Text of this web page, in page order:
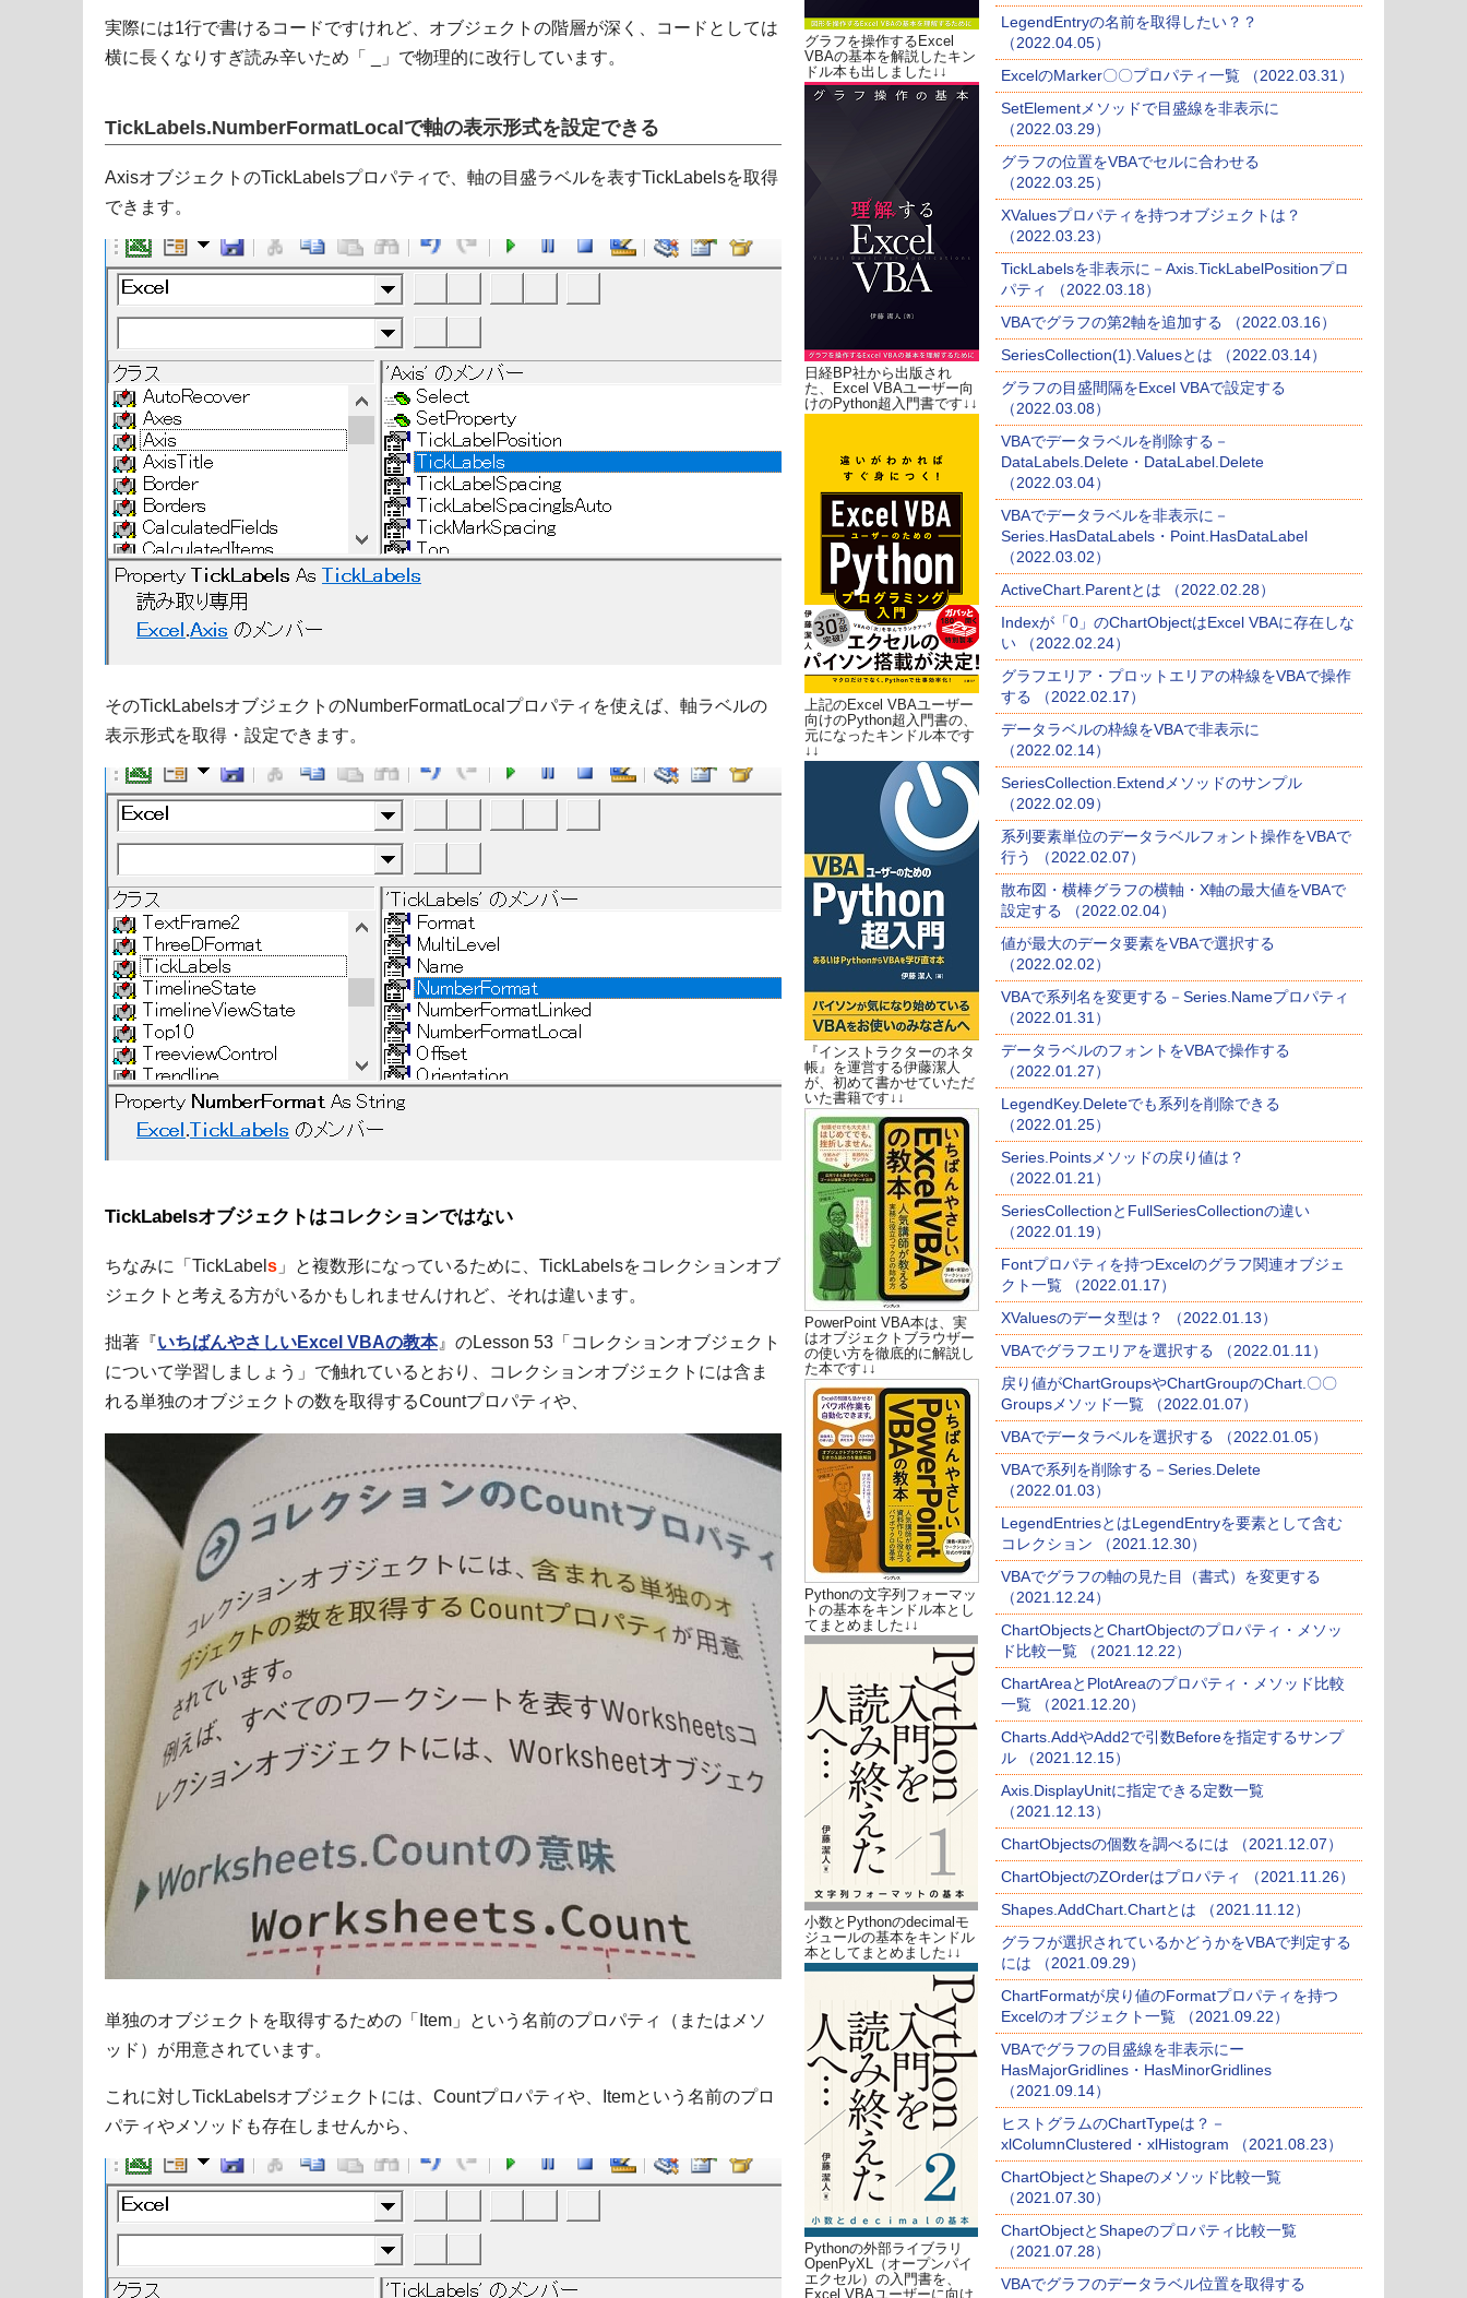
実際には1行で書けるコードですけれど、オブジェクトの階層が深く、コードとしては
横に長くなりすぎ読み辛いため「 _」で物理的に改行しています。
TickLabels.NumberFormatLocalで軸の表示形式を設定できる
AxisオブジェクトのTickLabelsプロパティで、軸の目盛ラベルを表すTickLabelsを取得
できます。
そのTickLabelsオブジェクトのNumberFormatLocalプロパティを使えば、軸ラベルの
表示形式を取得・設定できます。
TickLabelsオブジェクトはコレクションではない
ちなみに「TickLabel s 」と複数形になっているために、TickLabelsをコレクションオブ
ジェクトと考える方がいるかもしれませんけれど、それは違います。
拙著『いちばんやさしいExcel VBAの教本』のLesson 53「コレクションオブジェクト
について学習しましょう」で触れているとおり、コレクションオブジェクトには含ま
れる単独のオブジェクトの数を取得するCountプロパティや、
単独のオブジェクトを取得するための「Item」という名前のプロパティ（またはメソ
ッド）が用意されています。
これに対しTickLabelsオブジェクトには、Countプロパティや、Itemという名前のプロ
パティやメソッドも存在しませんから、
グラフを操作するExcel
VBAの基本を解説したキン
ドル本も出しました↓↓
日経BP社から出版され
た、Excel VBAユーザー向
けのPython超入門書です↓↓
上記のExcel VBAユーザー
向けのPython超入門書の、
元になったキンドル本です
↓↓
『インストラクターのネタ
帳』を運営する伊藤潔人
が、初めて書かせていただ
いた書籍です↓↓
PowerPoint VBA本は、実
はオブジェクトブラウザー
の使い方を徹底的に解説し
た本です↓↓
Pythonの文字列フォーマッ
トの基本をキンドル本とし
てまとめました↓↓
小数とPythonのdecimalモ
ジュールの基本をキンドル
本としてまとめました↓↓
Pythonの外部ライブラリ
OpenPyXL（オープンパイ
エクセル）の入門書を、
Excel VBAユーザーに向け
LegendEntryの名前を取得したい？？
（2022.04.05）
ExcelのMarker〇〇プロパティ一覧 （2022.03.31）
SetElementメソッドで目盛線を非表示に
（2022.03.29）
グラフの位置をVBAでセルに合わせる
（2022.03.25）
XValuesプロパティを持つオブジェクトは？
（2022.03.23）
TickLabelsを非表示に－Axis.TickLabelPositionプロ
パティ （2022.03.18）
VBAでグラフの第2軸を追加する （2022.03.16）
SeriesCollection(1).Valuesとは （2022.03.14）
グラフの目盛間隔をExcel VBAで設定する
（2022.03.08）
VBAでデータラベルを削除する－
DataLabels.Delete・DataLabel.Delete
（2022.03.04）
VBAでデータラベルを非表示に－
Series.HasDataLabels・Point.HasDataLabel
（2022.03.02）
ActiveChart.Parentとは （2022.02.28）
Indexが「0」のChartObjectはExcel VBAに存在しな
い （2022.02.24）
グラフエリア・プロットエリアの枠線をVBAで操作
する （2022.02.17）
データラベルの枠線をVBAで非表示に
（2022.02.14）
SeriesCollection.Extendメソッドのサンプル
（2022.02.09）
系列要素単位のデータラベルフォント操作をVBAで
行う （2022.02.07）
散布図・横棒グラフの横軸・X軸の最大値をVBAで
設定する （2022.02.04）
値が最大のデータ要素をVBAで選択する
（2022.02.02）
VBAで系列名を変更する－Series.Nameプロパティ
（2022.01.31）
データラベルのフォントをVBAで操作する
（2022.01.27）
LegendKey.Deleteでも系列を削除できる
（2022.01.25）
Series.Pointsメソッドの戻り値は？
（2022.01.21）
SeriesCollectionとFullSeriesCollectionの違い
（2022.01.19）
Fontプロパティを持つExcelのグラフ関連オブジェ
クト一覧 （2022.01.17）
XValuesのデータ型は？ （2022.01.13）
VBAでグラフエリアを選択する （2022.01.11）
戻り値がChartGroupsやChartGroupのChart.〇〇
Groupsメソッド一覧 （2022.01.07）
VBAでデータラベルを選択する （2022.01.05）
VBAで系列を削除する－Series.Delete
（2022.01.03）
LegendEntriesとはLegendEntryを要素として含む
コレクション （2021.12.30）
VBAでグラフの軸の見た目（書式）を変更する
（2021.12.24）
ChartObjectsとChartObjectのプロパティ・メソッ
ド比較一覧 （2021.12.22）
ChartAreaとPlotAreaのプロパティ・メソッド比較
一覧 （2021.12.20）
Charts.AddやAdd2で引数Beforeを指定するサンプ
ル （2021.12.15）
Axis.DisplayUnitに指定できる定数一覧
（2021.12.13）
ChartObjectsの個数を調べるには （2021.12.07）
ChartObjectのZOrderはプロパティ （2021.11.26）
Shapes.AddChart.Chartとは （2021.11.12）
グラフが選択されているかどうかをVBAで判定する
には （2021.09.29）
ChartFormatが戻り値のFormatプロパティを持つ
Excelのオブジェクト一覧 （2021.09.22）
VBAでグラフの目盛線を非表示にー
HasMajorGridlines・HasMinorGridlines
（2021.09.14）
ヒストグラムのChartTypeは？－
xlColumnClustered・xlHistogram （2021.08.23）
ChartObjectとShapeのメソッド比較一覧
（2021.07.30）
ChartObjectとShapeのプロパティ比較一覧
（2021.07.28）
VBAでグラフのデータラベル位置を取得する